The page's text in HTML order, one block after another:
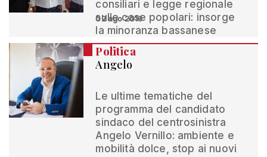
consiliari e legge regionale
sulle case popolari: insorge
la minoranza bassanese
02 ago 2019
Politica
Angelo
Le ultime tematiche del
programma del candidato
sindaco del centrosinistra
Angelo Vernillo: ambiente e
mobilità dolce, stop ai nuovi